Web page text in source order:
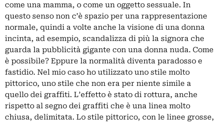
come una mamma, o come un oggetto sessuale. In
questo senso non c’è spazio per una rappresentazione
normale, quindi a volte anche la visione di una donna
incinta, ad esempio, scandalizza di più la signora che
guarda la pubblicità gigante con una donna nuda. Come
è possibile? Eppure la normalità diventa paradosso e
fastidio. Nel mio caso ho utilizzato uno stile molto
pittorico, uno stile che non era per niente simile a
quello dei graffiti. L’effetto è stato di rottura, anche
rispetto al segno dei graffiti che è una linea molto
chiusa, delimitata. Lo stile pittorico, con le linee grosse,